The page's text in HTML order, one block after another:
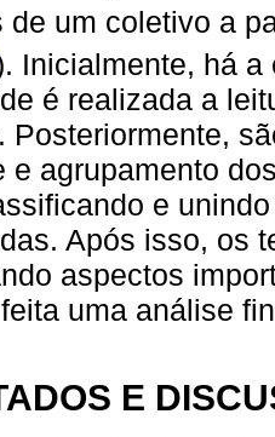
de um coletivo a
Inicialmente, há
é realizada a
Posteriormente,
e agrupamento
e
Após isso, os
aspectos
uma análise
E